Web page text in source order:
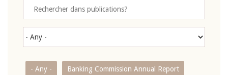
- Any - Banking Commission Annual Report